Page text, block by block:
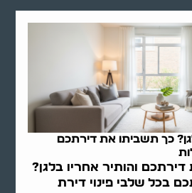
כך תשביתו את דירתכם
והותיר אחריו בלגן?
בכל שלבי פינוי דירת